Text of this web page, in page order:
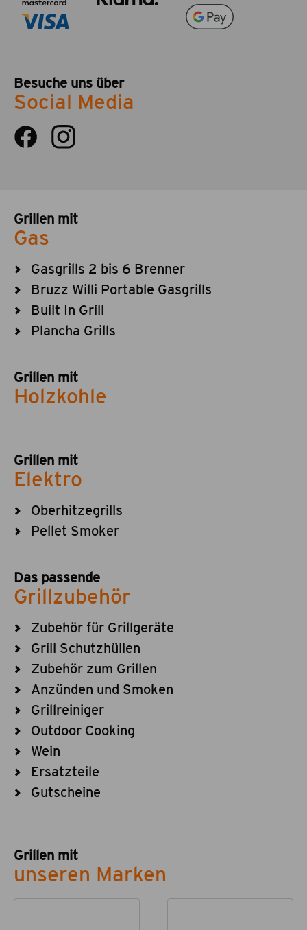
Besuche uns über
Social Media
Grillen mit
Gas
Gasgrills 2 bis 6 Brenner
Bruzz Willi Portable Gasgrills
Built In Grill
Plancha Grills
Grillen mit
Holzkohle
Grillen mit
Elektro
Oberhitzegrills
Pellet Smoker
Das passende
Grillzubehör
Zubehör für Grillgeräte
Grill Schutzhüllen
Zubehör zum Grillen
Anzünden und Smoken
Grillreiniger
Outdoor Cooking
Wein
Ersatzteile
Gutscheine
Grillen mit
unseren Marken